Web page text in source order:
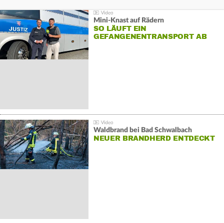
Mini-Knast auf Rädern
SO LÄUFT EIN
GEFANGENENTRANSPORT AB
Waldbrand bei Bad Schwalbach
NEUER BRANDHERD ENTDECKT